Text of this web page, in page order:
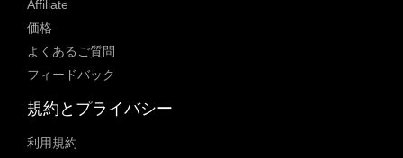
Affiliate
価格
よくあるご質問
フィードバック
規約とプライバシー
利用規約